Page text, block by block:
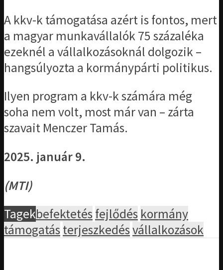
A kkv-k támogatása azért is fontos, mert
a magyar munkavállalók 75 százaléka
ezeknél a vállalkozásoknál dolgozik –
hangsúlyozta a kormánypárti politikus.
Ilyen program a kkv-k számára még
soha nem volt, most már van – zárta
szavait Menczer Tamás.
2025. január 9.
(MTI)
Tagekbefektetés fejlődés kormány
támogatás terjeszkedésvállalkozások